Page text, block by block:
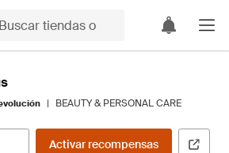
| BEAUTY & PERSONAL CARE
Activar recompensas